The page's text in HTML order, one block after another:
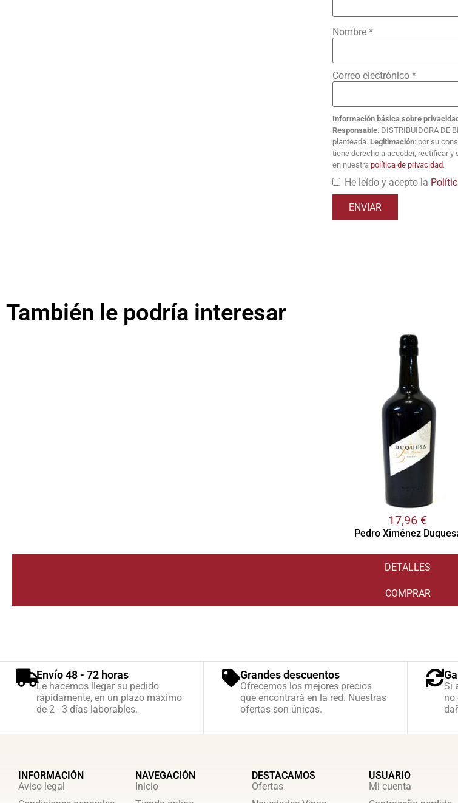
Nombre *
Correo electrónico *
Información básica sobre privacidad
Responsable: DISTRIBUIDORA DE
planteada. Legitimación: por su
tiene derecho a acceder, rectificar
en nuestra política de privacidad.
He leído y acepto la
También le podría interesar
17,96 €
Pedro Ximénez
DETALLES
COMPRAR
Envío 48 - 72 horas
Le hacemos llegar su pedido
rápidamente, en un plazo máximo
de 2 - 3 días laborables.
Grandes descuentos
Ofrecemos los mejores precios
que encontrará en la red. Nuestras
ofertas son únicas.
Si
no
INFORMACIÓN
Aviso legal
NAVEGACIÓN
Inicio
DESTACAMOS
Ofertas
USUARIO
Mi cuenta